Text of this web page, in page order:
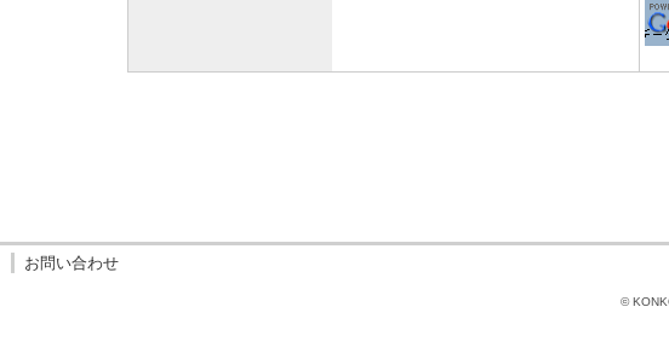
お問い合わせ
©